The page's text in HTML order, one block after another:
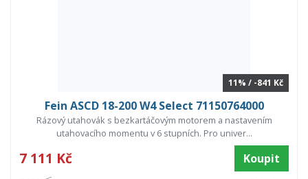
11% / -841 Kč
Fein ASCD 18-200 W4 Select 71150764000
Rázový utahovák s bezkartáčovým motorem a nastavením
utahovacího momentu v 6 stupních. Pro univer...
7 111 Kč Koupit